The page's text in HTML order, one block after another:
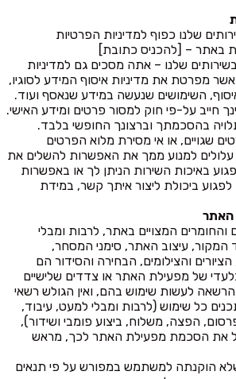
שלנו כפוף למדיניות הפרטיות
באתר – [להכניס כתובת]
שלנו – אתה מסכים גם למדיניות
מפרטת את מדיניות איסוף המידע לסוגיו,
השימושים שנעשה במידע שנאסף ועוד.
חייב על-פי חוק למסור פרטים ומידע האישי.
בהסכמתך וברצונך החופשי בלבד.
שגויים, או אי מסירת מלוא הפרטים
עלולים למנוע ממך את האפשרות להשלים את
באיכות השירות הניתן לך או באפשרות
לפגוע ביכולת ליצור איתך קשר, במידת
האתר
והחומרים המצויים באתר, לרבות ומבלי
המקור, עיצוב האתר, סימני המסחר,
והצילומים, הבחירה והסידור הם
של מפעילת האתר או צדדים שלישיים
לעשות שימוש בהם, ואין הגולש רשאי
כל שימוש (לרבות ומבלי למעט, עיבוד,
הפצה, משלוח, ביצוע פומבי ושידור),
את הסכמת מפעילת האתר לכך, מראש
הוקנתה למשתמש במפורש על פי תנאים